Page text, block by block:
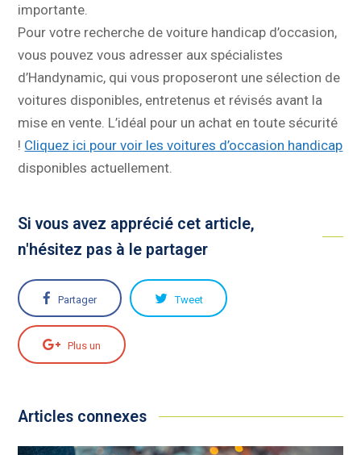
importante.
Pour votre recherche de voiture handicap d’occasion,
vous pouvez vous adresser aux spécialistes
d’Handynamic, qui vous proposeront une sélection de
voitures disponibles, entretenus et révisés avant la
mise en vente. L’idéal pour un achat en toute sécurité
! Cliquez ici pour voir les voitures d’occasion handicap
disponibles actuellement.
Si vous avez apprécié cet article,
n'hésitez pas à le partager
Partager Tweet
Plus un
Articles connexes